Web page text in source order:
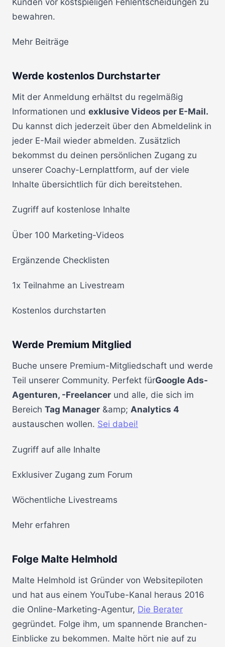
bewahren.
Mehr Beiträge
Werde kostenlos Durchstarter
Mit der Anmeldung erhältst du regelmäßig
Informationen und exklusive Videos per E-Mail.
Du kannst dich jederzeit über den Abmeldelink in
jeder E-Mail wieder abmelden. Zusätzlich
bekommst du deinen persönlichen Zugang zu
unserer Coachy-Lernplattform, auf der viele
Inhalte übersichtlich für dich bereitstehen.
Zugriff auf kostenlose Inhalte
Über 100 Marketing-Videos
Ergänzende Checklisten
1x Teilnahme an Livestream
Kostenlos durchstarten
Werde Premium Mitglied
Buche unsere Premium-Mitgliedschaft und werde
Teil unserer Community. Perfekt fürGoogle Ads-
Agenturen, -Freelancer und alle, die sich im
Bereich Tag Manager &amp; Analytics 4
austauschen wollen. Sei dabei!
Zugriff auf alle Inhalte
Exklusiver Zugang zum Forum
Wöchentliche Livestreams
Mehr erfahren
Folge Malte Helmhold
Malte Helmhold ist Gründer von Websitepiloten
und hat aus einem YouTube-Kanal heraus 2016
die Online-Marketing-Agentur, Die Berater
gegründet. Folge ihm, um spannende Branchen-
Einblicke zu bekommen. Malte hört nie auf zu